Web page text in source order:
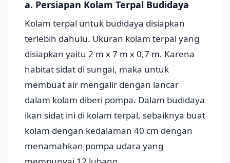
a. Persiapan Kolam Terpal Budidaya
Kolam terpal untuk budidaya disiapkan
terlebih dahulu. Ukuran kolam terpal yang
disiapkan yaitu 2 m x 7 m x 0,7 m. Karena
habitat sidat di sungai, maka untuk
membuat air mengalir dengan lancar
dalam kolam diberi pompa. Dalam budidaya
ikan sidat ini di kolam terpal, sebaiknya buat
kolam dengan kedalaman 40 cm dengan
menamahkan pompa udara yang